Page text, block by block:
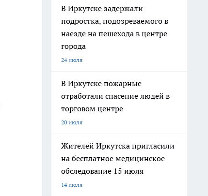
В Иркутске задержали
подростка, подозреваемого в
наезде на пешехода в центре
города
24 июля
В Иркутске пожарные
отработали спасение людей в
торговом центре
20 июля
Жителей Иркутска пригласили
на бесплатное медицинское
обследование 15 июля
14 июля